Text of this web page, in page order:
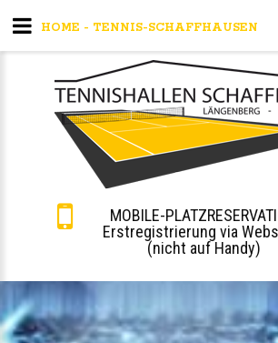
MOBILE-
Erstregistrierung via
(nicht auf Handy)
HOME - TENNIS-SCHAFFHAUSEN